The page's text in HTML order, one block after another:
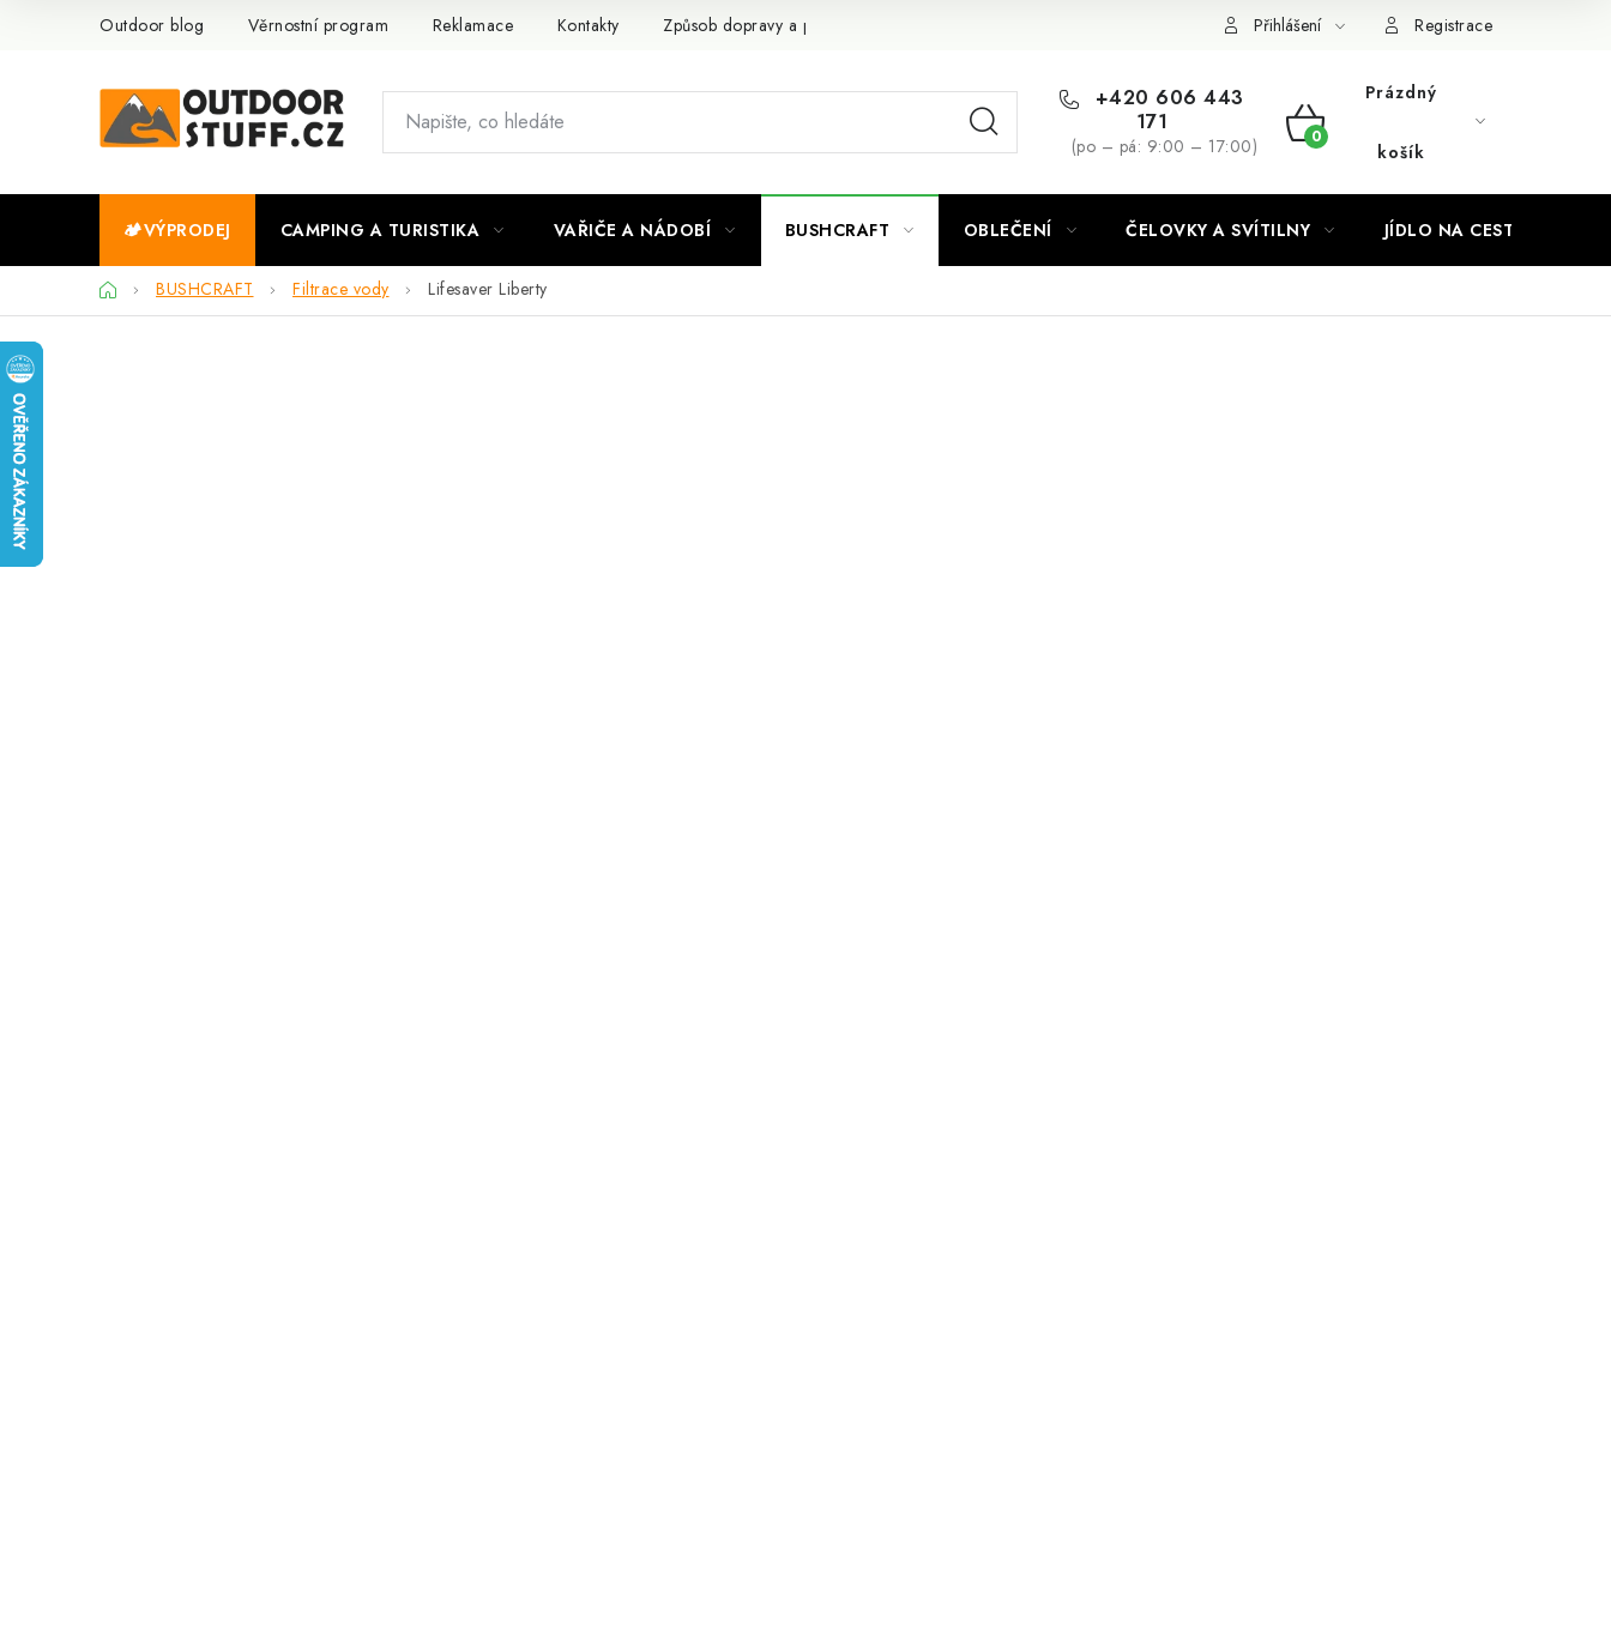
Outdoor blog Věrnostní program Reklamace Kontakty Způsob dopravy a platby Podmínky ochrany osobních údajů
Přihlášení Registrace
+420 606 443
171
(po – pá: 9:00 – 17:00)
NÁKUPNÍ
Prázdný
košík
🏕️VÝPRODEJ CAMPING A TURISTIKA VAŘIČE A NÁDOBÍ BUSHCRAFT OBLEČENÍ ČELOVKY A SVÍTILNY JÍDLO NA CESTY
DomůBUSHCRAFT Filtrace vody Lifesaver Liberty